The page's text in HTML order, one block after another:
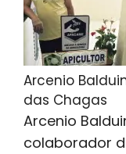
Arcenio
das Chagas
Arcenio
colaborador